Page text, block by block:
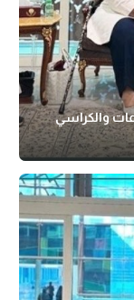
والكراسي